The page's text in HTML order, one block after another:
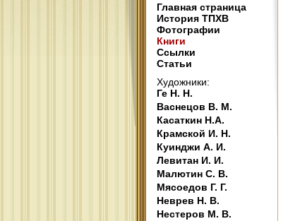
Главная страница
История ТПХВ
Фотографии
Книги
Ссылки
Статьи
Художники:
Ге Н. Н.
Васнецов В. М.
Касаткин Н.А.
Крамской И. Н.
Куинджи А. И.
Левитан И. И.
Малютин С. В.
Мясоедов Г. Г.
Неврев Н. В.
Нестеров М. В.